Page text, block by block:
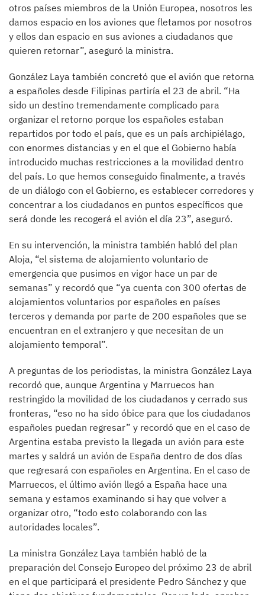
otros países miembros de la Unión Europea, nosotros les
damos espacio en los aviones que fletamos por nosotros
y ellos dan espacio en sus aviones a ciudadanos que
quieren retornar”, aseguró la ministra.
González Laya también concretó que el avión que retorna
a españoles desde Filipinas partiría el 23 de abril. “Ha
sido un destino tremendamente complicado para
organizar el retorno porque los españoles estaban
repartidos por todo el país, que es un país archipiélago,
con enormes distancias y en el que el Gobierno había
introducido muchas restricciones a la movilidad dentro
del país. Lo que hemos conseguido finalmente, a través
de un diálogo con el Gobierno, es establecer corredores y
concentrar a los ciudadanos en puntos específicos que
será donde les recogerá el avión el día 23”, aseguró.
En su intervención, la ministra también habló del plan
Aloja, “el sistema de alojamiento voluntario de
emergencia que pusimos en vigor hace un par de
semanas” y recordó que “ya cuenta con 300 ofertas de
alojamientos voluntarios por españoles en países
terceros y demanda por parte de 200 españoles que se
encuentran en el extranjero y que necesitan de un
alojamiento temporal”.
A preguntas de los periodistas, la ministra González Laya
recordó que, aunque Argentina y Marruecos han
restringido la movilidad de los ciudadanos y cerrado sus
fronteras, “eso no ha sido óbice para que los ciudadanos
españoles puedan regresar” y recordó que en el caso de
Argentina estaba previsto la llegada un avión para este
martes y saldrá un avión de España dentro de dos días
que regresará con españoles en Argentina. En el caso de
Marruecos, el último avión llegó a España hace una
semana y estamos examinando si hay que volver a
organizar otro, “todo esto colaborando con las
autoridades locales”.
La ministra González Laya también habló de la
preparación del Consejo Europeo del próximo 23 de abril
en el que participará el presidente Pedro Sánchez y que